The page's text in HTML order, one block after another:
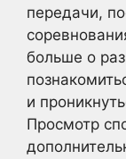
передачи,
больше о
и
Просмотр